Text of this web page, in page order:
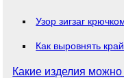
Узор зигзаг
Как выровнять
Какие изделия можно